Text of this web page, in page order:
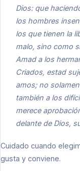
Dios: que
los hombres
los que tienen la
malo, sino como
Amad a los
Criados, estad
amos; no
también a los
merece
delante de Dios,
Cuidado cuando
gusta y conviene.